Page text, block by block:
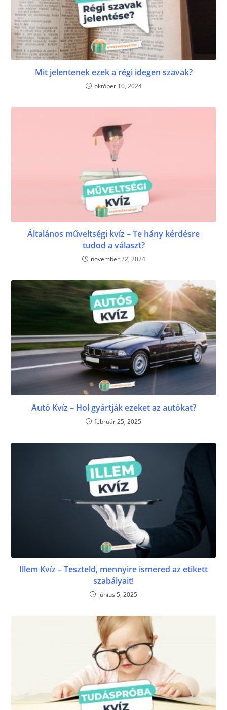
Mit jelentenek ezek a régi idegen szavak?
október 10, 2024
Általános műveltségi kvíz – Te hány kérdésre
tudod a választ?
november 22, 2024
Autó Kvíz – Hol gyártják ezeket az autókat?
február 25, 2025
Illem Kvíz – Teszteld, mennyire ismered az etikett
szabályait!
június 5, 2025